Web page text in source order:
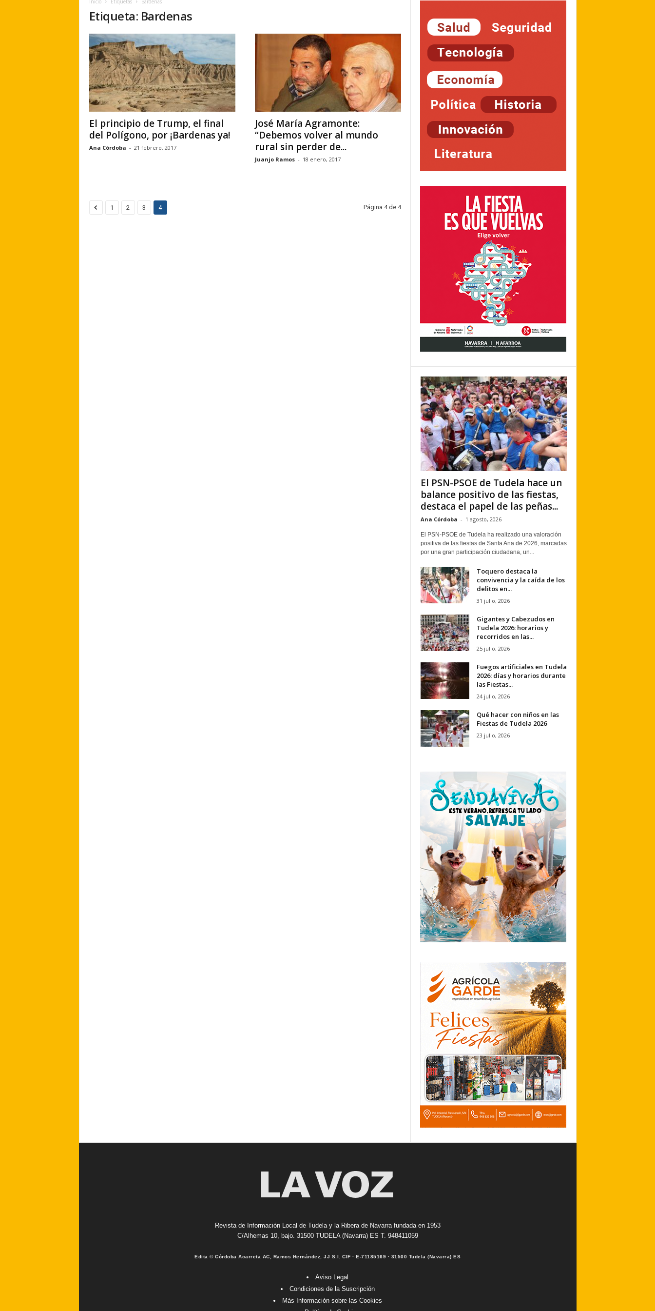
Inicio Etiquetas Bardenas
Etiqueta: Bardenas
El principio de Trump, el final
del Polígono, por ¡Bardenas ya!
Ana Córdoba - 21 febrero, 2017
José María Agramonte:
“Debemos volver al mundo
rural sin perder de...
Juanjo Ramos - 18 enero, 2017
1 2 3 4 Página 4 de 4
El PSN-PSOE de Tudela hace un
balance positivo de las fiestas,
destaca el papel de las peñas...
Ana Córdoba - 1 agosto, 2026
El PSN-PSOE de Tudela ha realizado una valoración
positiva de las fiestas de Santa Ana de 2026, marcadas
por una gran participación ciudadana, un...
Toquero destaca la
convivencia y la caída de los
delitos en...
31 julio, 2026
Gigantes y Cabezudos en
Tudela 2026: horarios y
recorridos en las...
25 julio, 2026
Fuegos artificiales en Tudela
2026: días y horarios durante
las Fiestas...
24 julio, 2026
Qué hacer con niños en las
Fiestas de Tudela 2026
23 julio, 2026
Revista de Información Local de Tudela y la Ribera de Navarra fundada en 1953
C/Alhemas 10, bajo. 31500 TUDELA (Navarra) ES T. 948411059
Edita © Córdoba Acarreta AC, Ramos Hernández, JJ S.I. CIF · E-71185169 · 31500 Tudela (Navarra) ES
Aviso Legal
Condiciones de la Suscripción
Más Información sobre las Cookies